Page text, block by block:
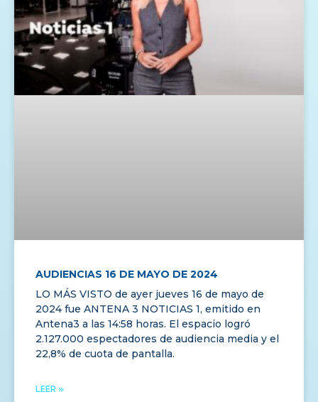
AUDIENCIAS 16 DE MAYO DE 2024
LO MÁS VISTO de ayer jueves 16 de mayo de
2024 fue ANTENA 3 NOTICIAS 1, emitido en
Antena3 a las 14:58 horas. El espacio logró
2.127.000 espectadores de audiencia media y el
22,8% de cuota de pantalla.
LEER »